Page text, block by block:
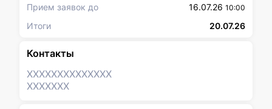
Прием заявок до
16.07.26 10:00
Итоги 20.07.26
Контакты
XXXXXXXXXXXXXX
XXXXXXX